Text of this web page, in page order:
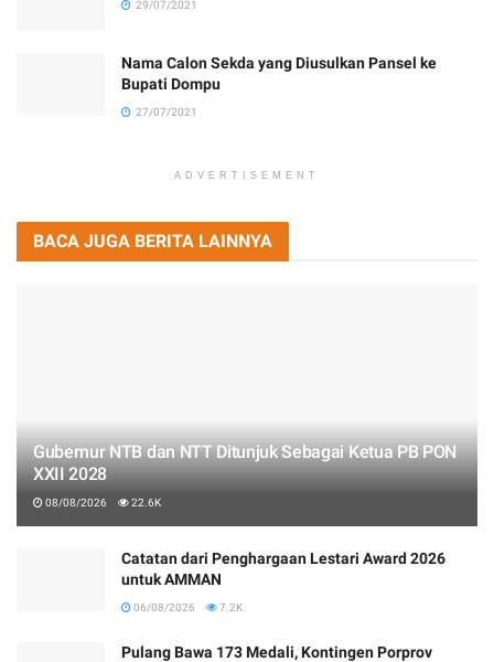
29/07/2021
Nama Calon Sekda yang Diusulkan Pansel ke
Bupati Dompu
27/07/2021
ADVERTISEMENT
BACA JUGA BERITA LAINNYA
Gubernur NTB dan NTT Ditunjuk Sebagai Ketua PB PON
XXII 2028
08/08/2026 22.6K
Catatan dari Penghargaan Lestari Award 2026
untuk AMMAN
06/08/2026 7.2K
Pulang Bawa 173 Medali, Kontingen Porprov